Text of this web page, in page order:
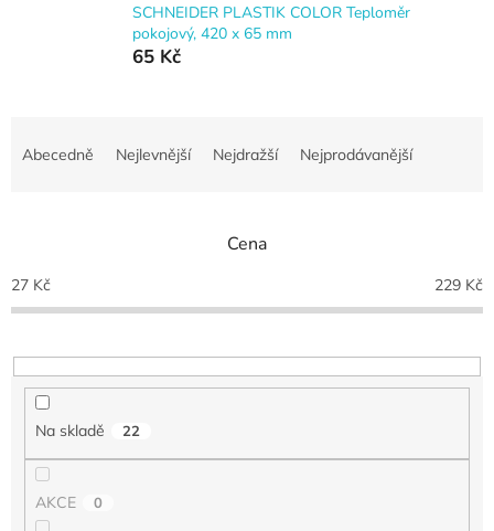
SCHNEIDER PLASTIK COLOR Teploměr
pokojový, 420 x 65 mm
65 Kč
p
r
o
u
Abecedně Nejlevnější Nejdražší Nejprodávanější
Cena
27 Kč 229 Kč
Na skladě 22
AKCE 0